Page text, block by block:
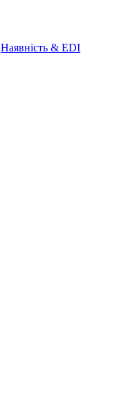
Наявність & EDI